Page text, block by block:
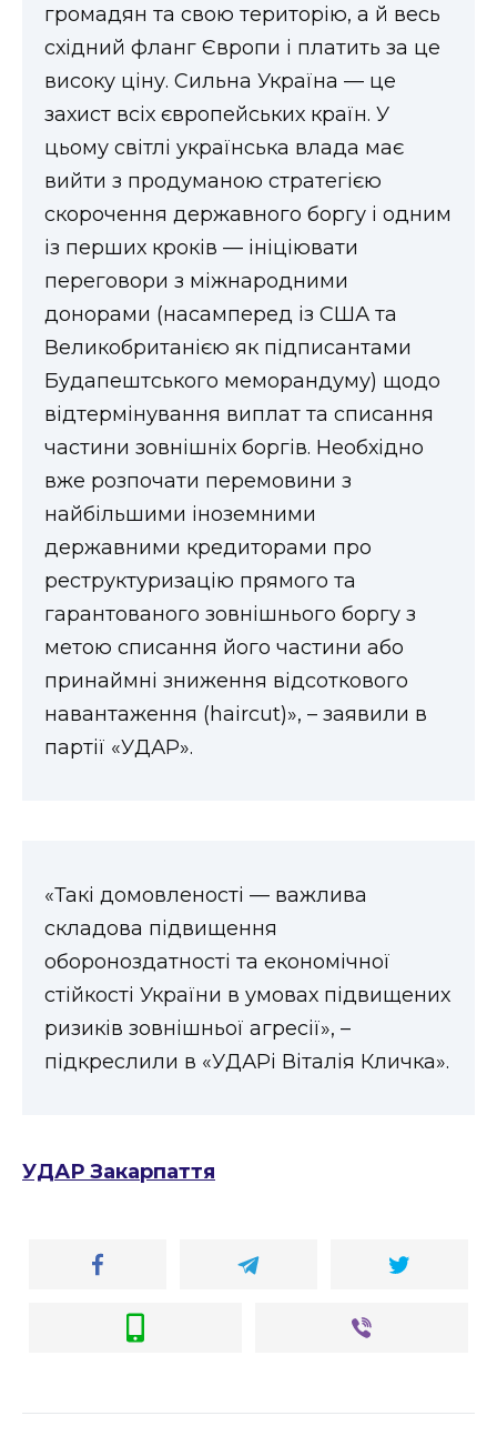
громадян та свою територію, а й весь
східний фланг Європи і платить за це
високу ціну. Сильна Україна — це
захист всіх європейських країн. У
цьому світлі українська влада має
вийти з продуманою стратегією
скорочення державного боргу і одним
із перших кроків — ініціювати
переговори з міжнародними
донорами (насамперед із США та
Великобританією як підписантами
Будапештського меморандуму) щодо
відтермінування виплат та списання
частини зовнішніх боргів. Необхідно
вже розпочати перемовини з
найбільшими іноземними
державними кредиторами про
реструктуризацію прямого та
гарантованого зовнішнього боргу з
метою списання його частини або
принаймні зниження відсоткового
навантаження (haircut)», – заявили в
партії «УДАР».
«Такі домовленості — важлива
складова підвищення
обороноздатності та економічної
стійкості України в умовах підвищених
ризиків зовнішньої агресії», –
підкреслили в «УДАРі Віталія Кличка».
УДАР Закарпаття